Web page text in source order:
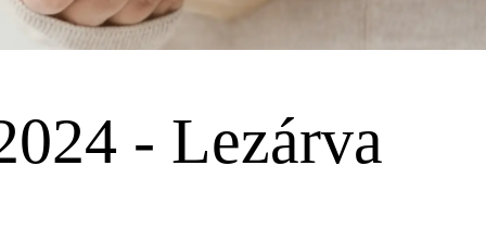
- Lezárva